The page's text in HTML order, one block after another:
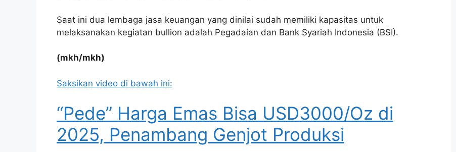
Saat ini dua lembaga jasa keuangan yang dinilai sudah memiliki kapasitas untuk
melaksanakan kegiatan bullion adalah Pegadaian dan Bank Syariah Indonesia (BSI).
(mkh/mkh)
Saksikan video di bawah ini:
“Pede” Harga Emas Bisa USD3000/Oz di
2025, Penambang Genjot Produksi